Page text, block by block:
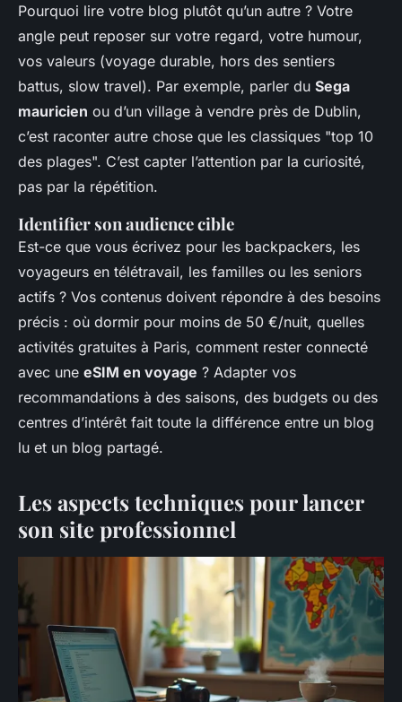
Pourquoi lire votre blog plutôt qu’un autre ? Votre
angle peut reposer sur votre regard, votre humour,
vos valeurs (voyage durable, hors des sentiers
battus, slow travel). Par exemple, parler du Sega
mauricien ou d’un village à vendre près de Dublin,
c’est raconter autre chose que les classiques "top 10
des plages". C’est capter l’attention par la curiosité,
pas par la répétition.
Identifier son audience cible
Est-ce que vous écrivez pour les backpackers, les
voyageurs en télétravail, les familles ou les seniors
actifs ? Vos contenus doivent répondre à des besoins
précis : où dormir pour moins de 50 €/nuit, quelles
activités gratuites à Paris, comment rester connecté
avec une eSIM en voyage ? Adapter vos
recommandations à des saisons, des budgets ou des
centres d’intérêt fait toute la différence entre un blog
lu et un blog partagé.
Les aspects techniques pour lancer
son site professionnel